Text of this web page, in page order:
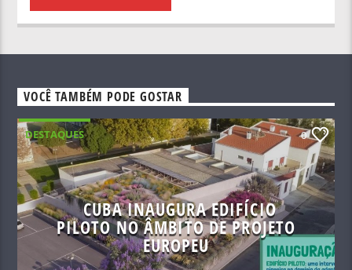
VOCÊ TAMBÉM PODE GOSTAR
DESTAQUES 0
CUBA INAUGURA EDIFÍCIO
PILOTO NO ÂMBITO DE PROJETO
EUROPEU